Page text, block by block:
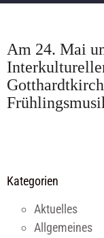
Am 24. Mai
Kategorien
Aktuelles
Allgemeines